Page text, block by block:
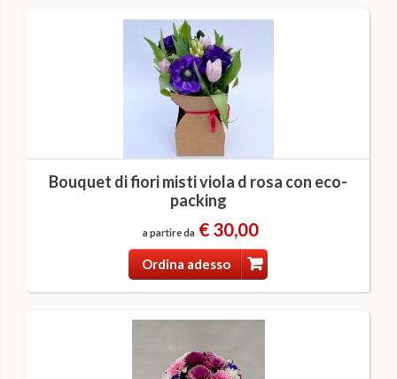
Bouquet di fiori misti viola d rosa con eco-
packing
a partire da € 30,00
Ordina adesso